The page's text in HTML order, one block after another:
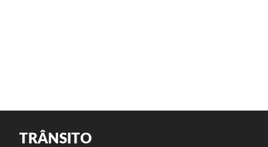
TRÂNSITO